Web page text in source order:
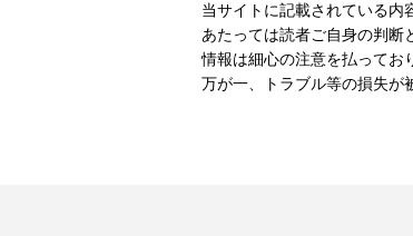
当サイトに記載されている内
あたっては読者ご自身の判断
情報は細心の注意を払ってお
万が一、トラブル等の損失が